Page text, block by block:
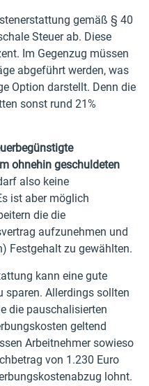
gemäß § 40
Steuer ab. Diese
Im Gegenzug müssen
abgeführt werden, was
Option darstellt. Denn die
sonst rund 21%
ohnehin geschuldeten
also keine
ist aber möglich
die die
aufzunehmen und
Festgehalt zu gewählten.
kann eine gute
sparen. Allerdings sollten
die pauschalisierten
geltend
Arbeitnehmer sowieso
von 1.230 Euro
lohnt.